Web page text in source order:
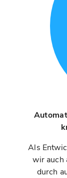
Als
wir auch
durch